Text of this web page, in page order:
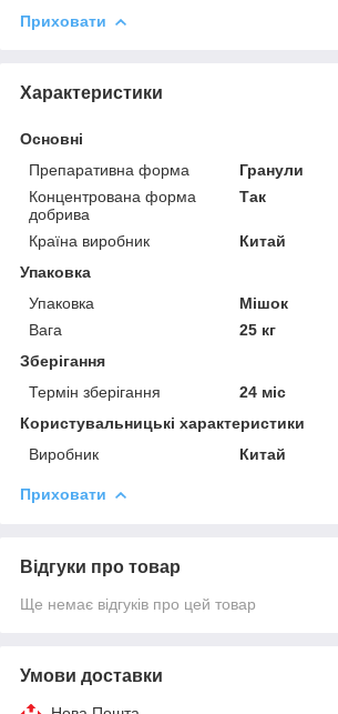
Приховати
Характеристики
Основні
Препаративна форма
Гранули
Концентрована форма
добрива
Так
Країна виробник
Китай
Упаковка
Упаковка
Мішок
Вага
25 кг
Зберігання
Термін зберігання
24 міс
Користувальницькі характеристики
Виробник
Китай
Приховати
Відгуки про товар
Ще немає відгуків про цей товар
Умови доставки